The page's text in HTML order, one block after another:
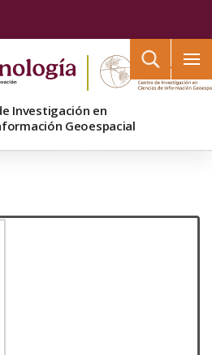
Investigación en
Geoespacial